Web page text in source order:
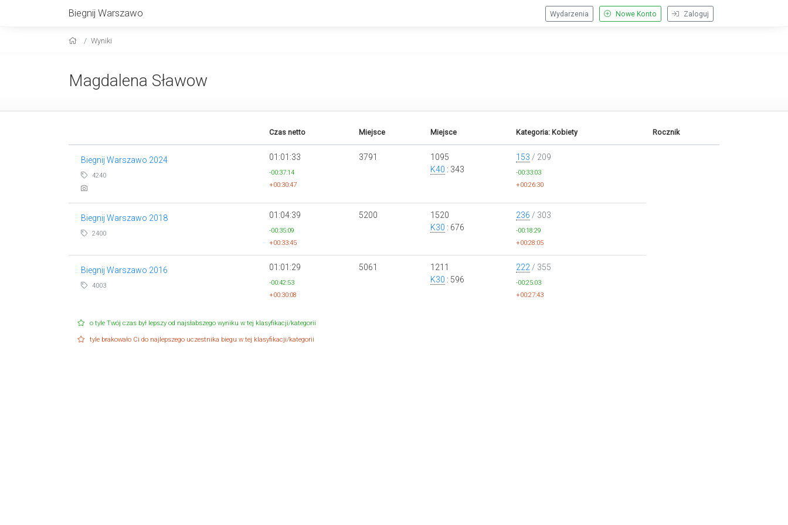
Biegnij Warszawo Zaloguj
Nowe Konto
Wydarzenia
Wyniki
Magdalena Sławow
Czas netto Miejsce Miejsce Kategoria: Kobiety Rocznik
Biegnij Warszawo 2024
4240
01:01:33
-00:37:14
+00:30:47
3791
1095
K40 : 343
153 / 209
-00:33:03
+00:26:30
Biegnij Warszawo 2018
2400
01:04:39
-00:35:09
+00:33:45
5200
1520
K30 : 676
236 / 303
-00:18:29
+00:28:05
Biegnij Warszawo 2016
4003
01:01:29
-00:42:53
+00:30:08
5061
1211
K30 : 596
222 / 355
-00:25:03
+00:27:43
o tyle Twój czas był lepszy od najsłabszego wyniku w tej klasyfikacji/kategorii
tyle brakowało Ci do najlepszego uczestnika biegu w tej klasyfikacji/kategorii